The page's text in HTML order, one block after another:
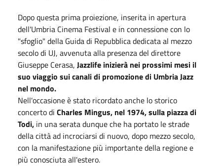
Dopo questa prima proiezione, inserita in apertura
dell'Umbria Cinema Festival e in connessione con lo
"sfoglio" della Guida di Repubblica dedicata al mezzo
secolo di UJ, avvenuta alla presenza del direttore
Giuseppe Cerasa, Jazzlife inizierà nei prossimi mesi il
suo viaggio sui canali di promozione di Umbria Jazz
nel mondo.
Nell'occasione è stato ricordato anche lo storico
concerto di Charles Mingus, nel 1974, sulla piazza di
Todi, in una serata dunque che ha portato le strade
della città ad incrociarsi di nuovo, dopo mezzo secolo,
con la manifestazione più importante della regione e
più conosciuta all'estero.